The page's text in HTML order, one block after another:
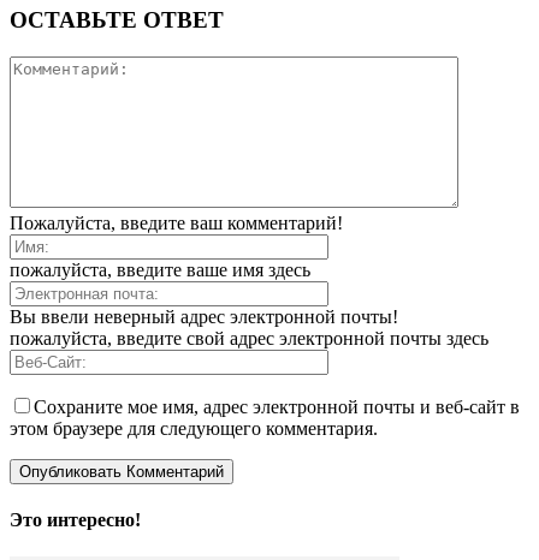
ОСТАВЬТЕ ОТВЕТ
Пожалуйста, введите ваш комментарий!
пожалуйста, введите ваше имя здесь
Вы ввели неверный адрес электронной почты!
пожалуйста, введите свой адрес электронной почты здесь
Сохраните мое имя, адрес электронной почты и веб-сайт в
этом браузере для следующего комментария.
Это интересно!